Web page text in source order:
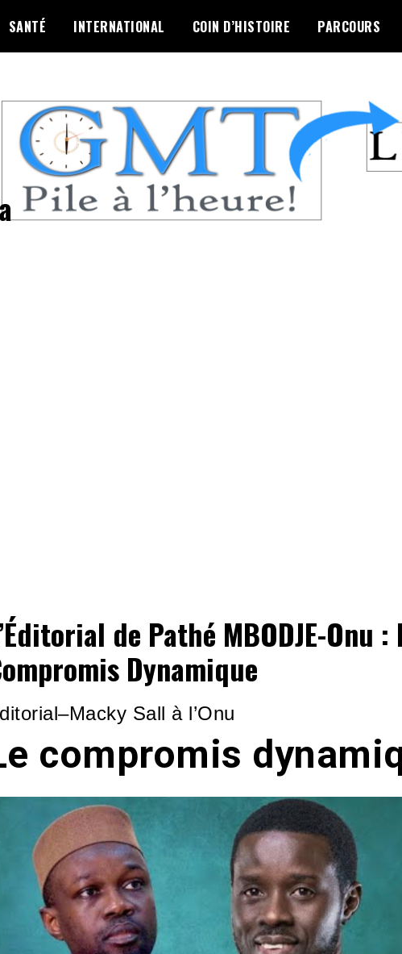
SANTÉ INTERNATIONAL COIN D’HISTOIRE PARCOURS
de Pathé MBODJE-Onu :
Dynamique
Sall à l’Onu
compromis